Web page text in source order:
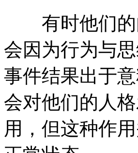
有时他们的
会因为行为与
事件结果出于
会对他们的人
用，但这种作